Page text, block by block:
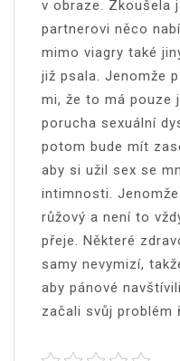
v obraze. Zkoušela
partnerovi něco
mimo viagry také
již psala. Jenomže
mi, že to má pouze
porucha sexuální
potom bude mít
aby si užil sex se
intimnosti.
růžový a není to
přeje. Některé
samy nevymizí,
aby pánové
začali svůj problém